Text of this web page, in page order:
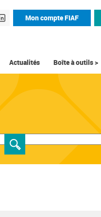
Mon compte FIAF
Actualités Boîte à outils >